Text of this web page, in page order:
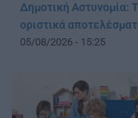
Δημοτική Αστυνομία:
οριστικά
05/08/2026 - 15:25